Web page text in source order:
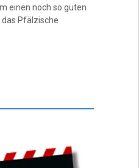
einen noch so guten
Pfälzische